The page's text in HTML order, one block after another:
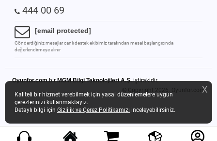
X
Kaliteli bir hizmet verebilmek için yasal düzenlemelere uygun
çerezlerinizi kullanmaktayız.
Detaylı bilgi için Gizlilik ve Çerez Politikamızı inceleyebilirsiniz.
444 00 69
[email protected]
Gönderdiğiniz mesajlar canlı destek ekibimiz tarafından mesai başlangıcında
değerlendirmeye alınır
Oyunfor.combirMGM Bilgi Teknolojileri A.Ş.iştirakidir.
© Copyright 2026.
Oyunfor.com